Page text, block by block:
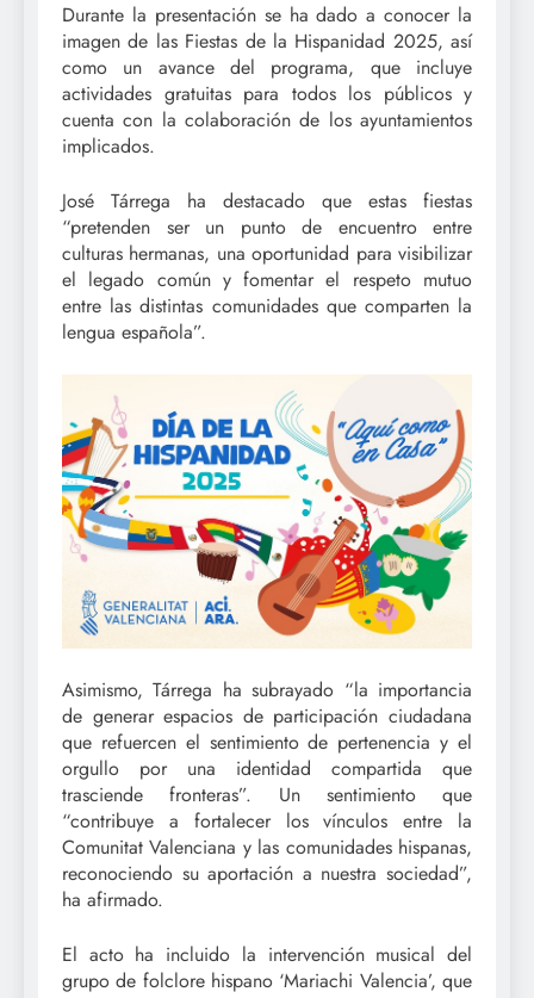
Durante la presentación se ha dado a conocer la
imagen de las Fiestas de la Hispanidad 2025, así
como un avance del programa, que incluye
actividades gratuitas para todos los públicos y
cuenta con la colaboración de los ayuntamientos
implicados.
José Tárrega ha destacado que estas fiestas
“pretenden ser un punto de encuentro entre
culturas hermanas, una oportunidad para visibilizar
el legado común y fomentar el respeto mutuo
entre las distintas comunidades que comparten la
lengua española”.
Asimismo, Tárrega ha subrayado “la importancia
de generar espacios de participación ciudadana
que refuercen el sentimiento de pertenencia y el
orgullo por una identidad compartida que
trasciende fronteras”. Un sentimiento que
“contribuye a fortalecer los vínculos entre la
Comunitat Valenciana y las comunidades hispanas,
reconociendo su aportación a nuestra sociedad”,
ha afirmado.
El acto ha incluido la intervención musical del
grupo de folclore hispano ‘Mariachi Valencia’, que